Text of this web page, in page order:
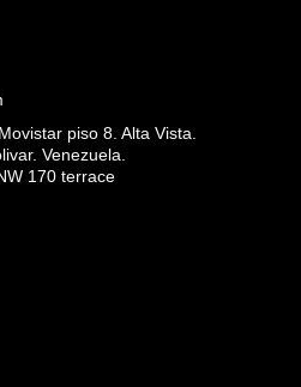
piso 8. Alta Vista.
Venezuela.
170 terrace